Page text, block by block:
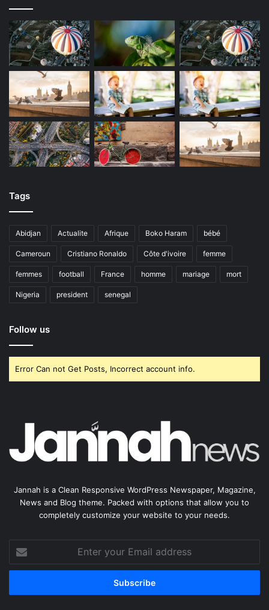
Tags
Abidjan Actualite Afrique Boko Haram bébé
Cameroun Cristiano Ronaldo Côte d'ivoire femme
femmes football France homme mariage mort
Nigeria president senegal
Follow us
Error Can not Get Posts, Incorrect account info.
Jannah is a Clean Responsive WordPress Newspaper, Magazine,
News and Blog theme. Packed with options that allow you to
completely customize your website to your needs.
your
Email